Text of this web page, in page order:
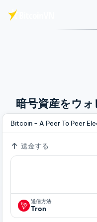
暗号資産をウ
Bitcoin - A Peer To Peer
送金する
送信方法
Tron